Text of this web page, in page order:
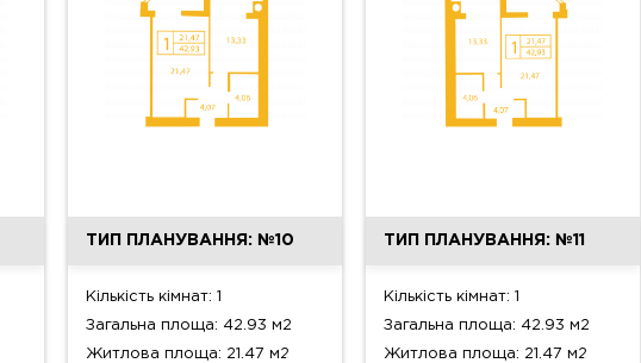
ТИП ПЛАНУВАННЯ: №10
Кількість кімнат: 1
Загальна площа: 42.93 м2
Житлова площа: 21.47 м2
ТИП ПЛАНУВАННЯ: №11
Кількість кімнат: 1
Загальна площа: 42.93 м2
Житлова площа: 21.47 м2